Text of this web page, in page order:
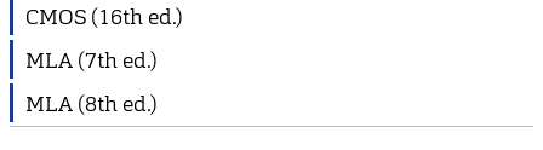
CMOS (16th ed.)
MLA (7th ed.)
MLA (8th ed.)